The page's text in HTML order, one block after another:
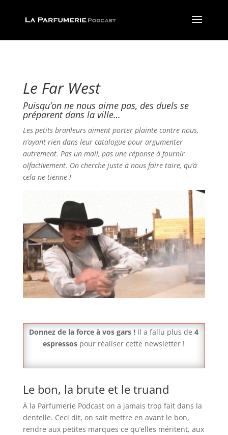
Le Far West
Puisqu’on ne nous aime pas, des duels se
préparent dans la ville…
Les petits branleurs aiment porter plainte contre nous,
n’ayant rien dans leur catalogue pour argumenter
autrement. Pas un mail, pas une réponse à fournir
olfactivement. On cherche juste à nous faire taire, qu’à
cela ne tienne !
Donnez de la force à vos gars ! Il a fallu plus de4
espressos pour réaliser cette newsletter !
Le bon, la brute et le truand
À la Parfumerie Podcast on a jamais trop fait dans la
dentelle. Ceci dit, on sait mettre en avant le bon,
rendre aux petites marques ce qu’elles méritent, aux